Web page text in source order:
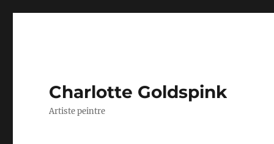
Charlotte Goldspink
Artiste peintre